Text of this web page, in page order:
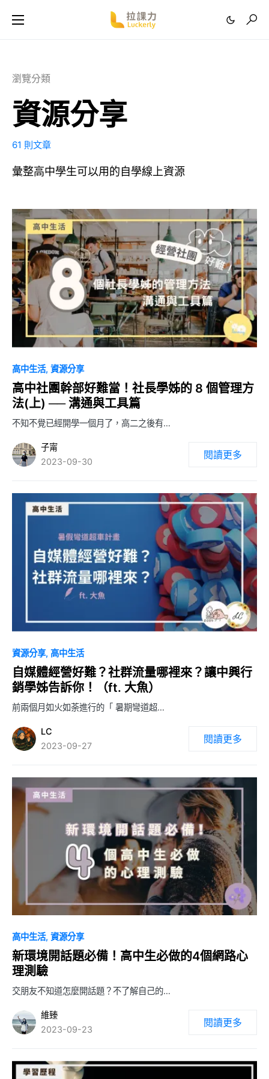
瀏覽分類
資源分享
61 則文章
彙整高中學生可以用的自學線上資源
高中生活 資源分享
高中社團幹部好難當！社長學姊的 8 個管理方
法(上) ── 溝通與工具篇
不知不覺已經開學一個月了，高二之後有…
子甯
2023-09-30
閱讀更多
資源分享 高中生活
自媒體經營好難？社群流量哪裡來？讓中興行
銷學姊告訴你！（ft. 大魚）
前兩個月如火如荼進行的「 暑期彎道超…
LC
2023-09-27
閱讀更多
高中生活 資源分享
新環境開話題必備！高中生必做的4個網路心
理測驗
交朋友不知道怎麼開話題？不了解自己的…
維臻
2023-09-23
閱讀更多